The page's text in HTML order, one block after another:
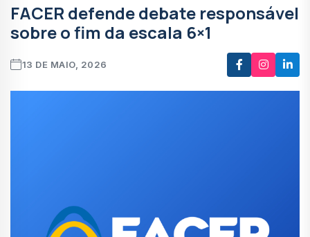
FACER defende debate responsável
sobre o fim da escala 6×1
13 DE MAIO, 2026